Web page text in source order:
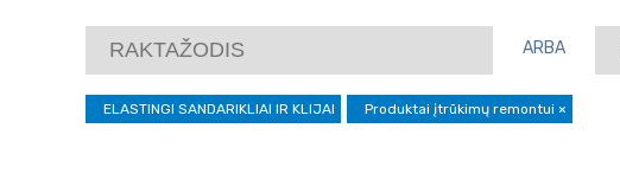
ARBA
ELASTINGI SANDARIKLIAI IR KLIJAI Produktai įtrūkimų remontui ×